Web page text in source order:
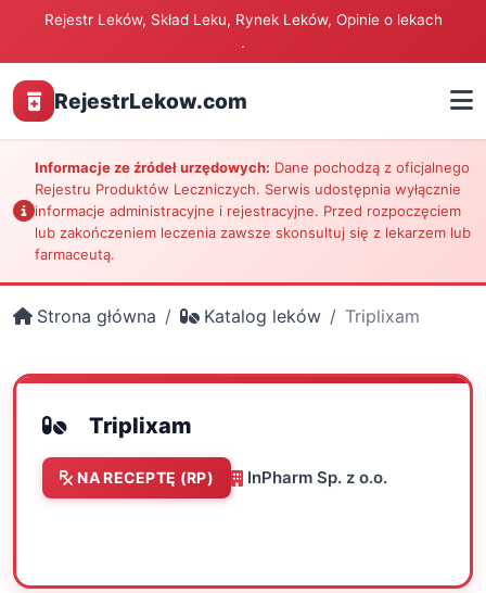
Rejestr Leków, Skład Leku, Rynek Leków, Opinie o lekach
.
RejestrLekow.com
Informacje ze źródeł urzędowych: Dane pochodzą z oficjalnego
Rejestru Produktów Leczniczych. Serwis udostępnia wyłącznie
informacje administracyjne i rejestracyjne. Przed rozpoczęciem
lub zakończeniem leczenia zawsze skonsultuj się z lekarzem lub
farmaceutą.
Strona główna Katalog leków Triplixam
Triplixam
NA RECEPTĘ (RP) InPharm Sp. z o.o.